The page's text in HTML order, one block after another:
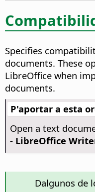
Specifies
documents. These
LibreOffice when
documents.
P'aportar a esta
Open a text
- LibreOffice
Dalgunos de